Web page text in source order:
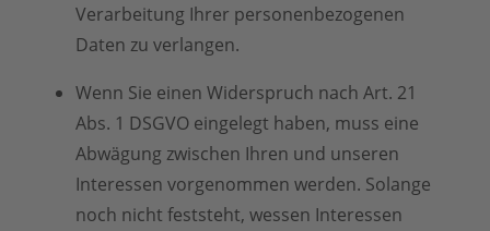
Verarbeitung Ihrer personenbezogenen
Daten zu verlangen.
Wenn Sie einen Widerspruch nach Art. 21
Abs. 1 DSGVO eingelegt haben, muss eine
Abwägung zwischen Ihren und unseren
Interessen vorgenommen werden. Solange
noch nicht feststeht, wessen Interessen